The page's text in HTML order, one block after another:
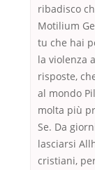
ribadisco
Motilium
tu che hai
la violenza
risposte,
al mondo
molta più
Se. Da
lasciarsi
cristiani,